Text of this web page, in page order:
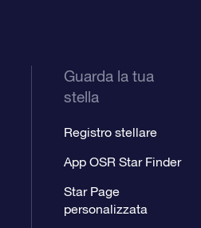
Guarda la tua
stella
Registro stellare
App OSR Star Finder
Star Page
personalizzata